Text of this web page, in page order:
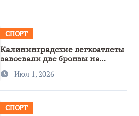
СПОРТ
Калининградские легкоатлеты
завоевали две бронзы на
первенстве России
Июл 1, 2026
СПОРТ